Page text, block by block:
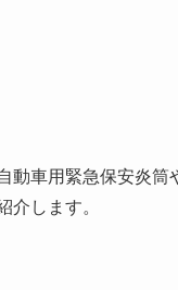
動車用緊急保安炎筒
介します。